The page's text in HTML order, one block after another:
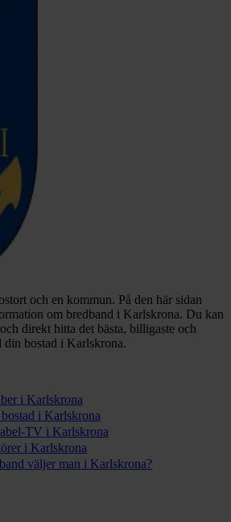
och en kommun. På den här sidan
om bredband i Karlskrona. Du kan
direkt hitta det bästa, billigaste och
din bostad i Karlskrona.
i Karlskrona
i Karlskrona
TV i Karlskrona
i Karlskrona
väljer man i Karlskrona?